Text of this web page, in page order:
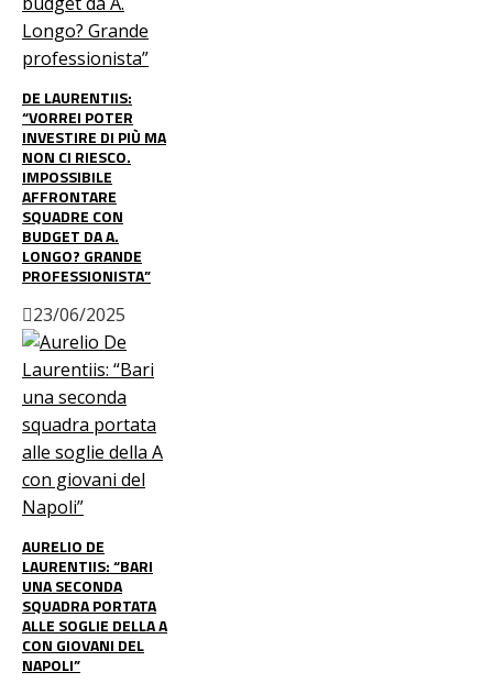
DE LAURENTIIS:
“VORREI POTER
INVESTIRE DI PIÙ MA
NON CI RIESCO.
IMPOSSIBILE
AFFRONTARE
SQUADRE CON
BUDGET DA A.
LONGO? GRANDE
PROFESSIONISTA”
23/06/2025
AURELIO DE
LAURENTIIS: “BARI
UNA SECONDA
SQUADRA PORTATA
ALLE SOGLIE DELLA A
CON GIOVANI DEL
NAPOLI”